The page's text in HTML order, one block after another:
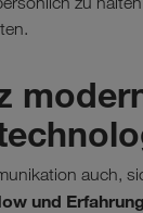
auch,
und